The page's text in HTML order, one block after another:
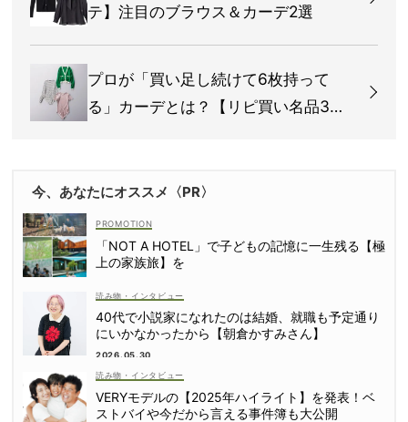
テ】注目のブラウス＆カーデ2選
プロが「買い足し続けて6枚持って
る」カーデとは？【リピ買い名品3
今、あなたにオススメ〈PR〉
「NOT A HOTEL」で子どもの記憶に一生残る【極
上の家族旅】を
読み物・インタビュー
40代で小説家になれたのは結婚、就職も予定通り
にいかなかったから【朝倉かすみさん】
2026.05.30
読み物・インタビュー
VERYモデルの【2025年ハイライト】を発表！ベ
ストバイや今だから言える事件簿も大公開